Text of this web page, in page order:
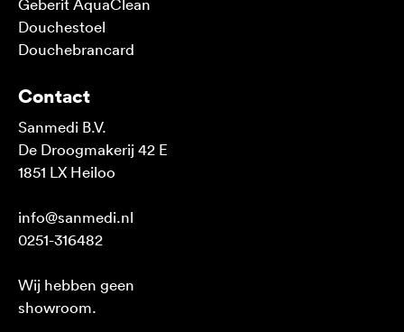
Douchestoel
Douchebrancard
Contact
Sanmedi B.V.
De Droogmakerij 42 E
1851 LX Heiloo
info@sanmedi.nl
0251-316482
Wij hebben geen
showroom.